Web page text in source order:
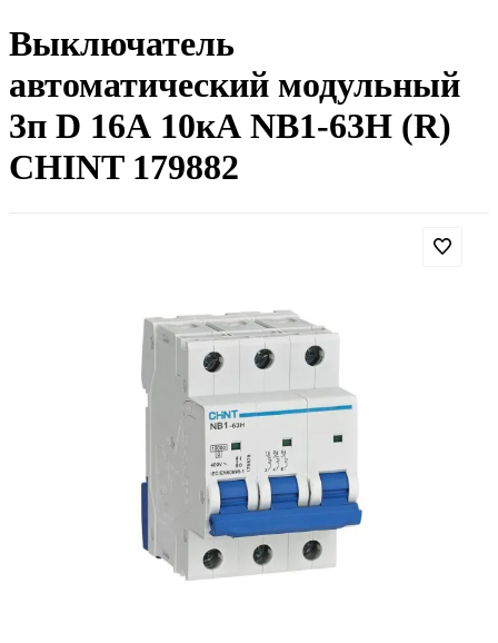
Выключатель
автоматический модульный
3п D 16А 10кА NB1-63H (R)
CHINT 179882